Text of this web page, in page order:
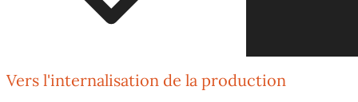
Vers l'internalisation de la production